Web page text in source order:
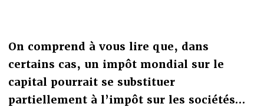
On comprend à vous lire que, dans
certains cas, un impôt mondial sur le
capital pourrait se substituer
partiellement à l’impôt sur les sociétés…